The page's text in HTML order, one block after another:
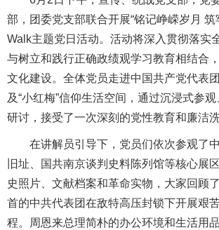
部，团委党支部联合开展“铭记峥嵘岁月 筑
Walk主题党日活动。活动将深入贯彻落实
与树立和践行正确政绩观学习教育相结合
文化建设。全体党员走进中国共产党代表
及“小红梅”信仰生活空间，通过沉浸式参
研讨，接受了一次深刻的党性教育和廉洁洗
在讲解员引导下，党员们依次参观了
旧址、国共南京谈判史料陈列馆等核心展
史照片、文献档案和革命实物，大家回顾
首的中共代表团在敌特高压封锁下开展艰
程。周恩来总理简朴的办公环境和生活用